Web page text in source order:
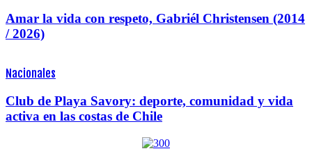
Amar la vida con respeto, Gabriél Christensen (2014
/ 2026)
Nacionales
Club de Playa Savory: deporte, comunidad y vida
activa en las costas de Chile